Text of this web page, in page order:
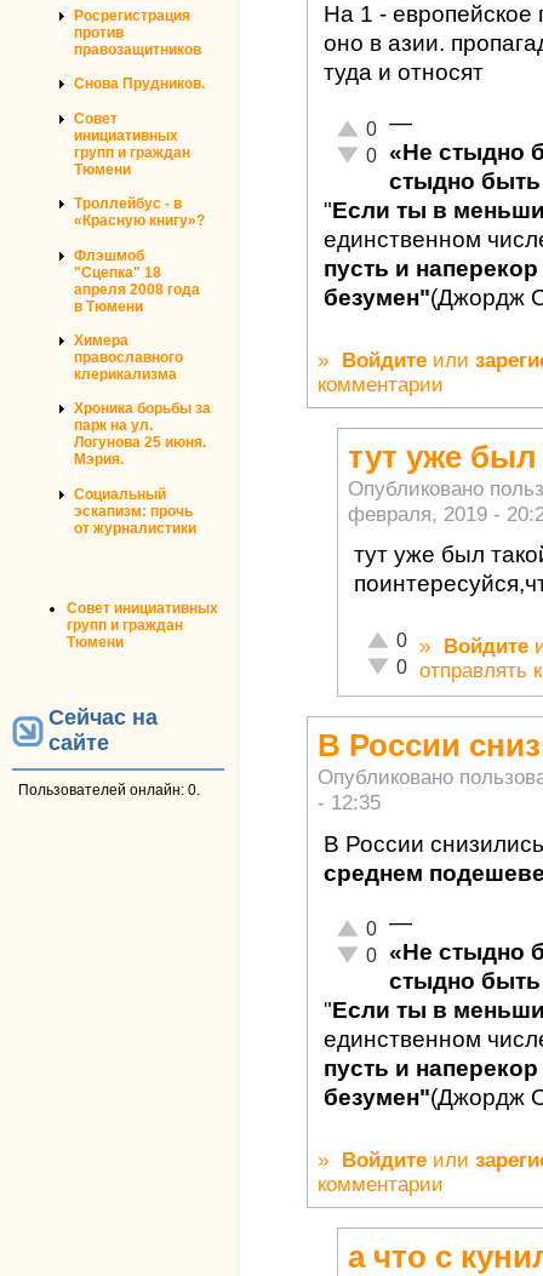
Росрегистрация
против
правозащитников
Снова Прудников.
Совет
инициативных
групп и граждан
Тюмени
Троллейбус - в
«Красную книгу»?
Флэшмоб
"Сцепка" 18
апреля 2008 года
в Тюмени
Химера
православного
клерикализма
Хроника борьбы за
парк на ул.
Логунова 25 июня.
Мэрия.
Социальный
эскапизм: прочь
от журналистики
Совет инициативных
групп и граждан
Тюмени
Сейчас на
сайте
Пользователей онлайн: 0.
На 1 - европейское
оно в азии.
туда и относят
Отлично!
0
Неадекватно!
0
—
«Не стыдно
стыдно быть
"Если ты в
единственном
пусть и
безумен"(Джордж
» Войдите или
комментарии
тут уже
Опубликовано
февраля, 2019 -
тут уже был
Отлично!
0
Неадекватно!
0
» Войдите
отправлять
В России
Опубликовано
- 12:35
В России
среднем
Отлично!
0
Неадекватно!
0
—
«Не стыдно
стыдно быть
"Если ты в
единственном
пусть и
безумен"(Джордж
» Войдите или
комментарии
а что с